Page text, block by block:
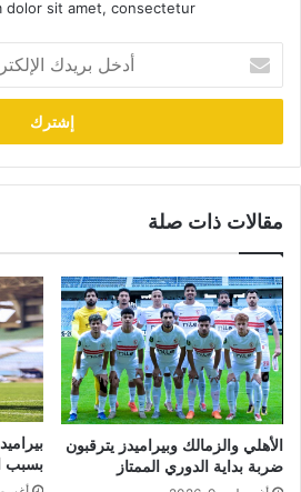
dolor sit amet, consectetur.
بريدك
الإلكتروني
مقالات ذات صلة
الأهلي والزمالك وبيراميدز يترقبون
ضربة بداية الدوري الممتاز
بسبب